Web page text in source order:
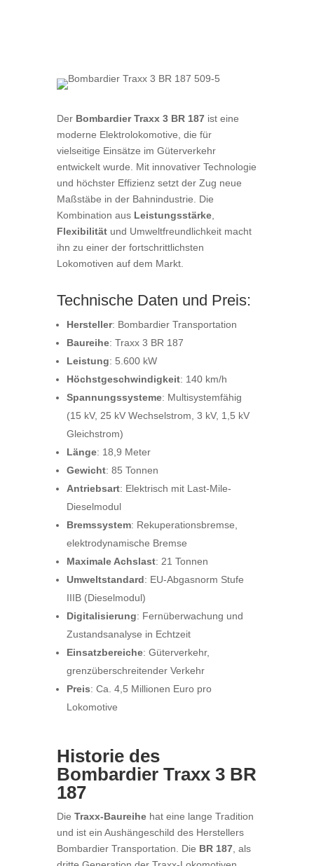
Der Bombardier Traxx 3 BR 187ist eine
moderne Elektrolokomotive, die für
vielseitige Einsätze im Güterverkehr
entwickelt wurde. Mit innovativer Technologie
und höchster Effizienz setzt der Zug neue
Maßstäbe in der Bahnindustrie. Die
Kombination aus Leistungsstärke,
Flexibilitätund Umweltfreundlichkeit macht
ihn zu einer der fortschrittlichsten
Lokomotiven auf dem Markt.
Technische Daten und Preis:
Hersteller: Bombardier Transportation
Baureihe: Traxx 3 BR 187
Leistung: 5.600 kW
Höchstgeschwindigkeit: 140 km/h
Spannungssysteme: Multisystemfähig
(15 kV, 25 kV Wechselstrom, 3 kV, 1,5 kV
Gleichstrom)
Länge: 18,9 Meter
Gewicht: 85 Tonnen
Antriebsart: Elektrisch mit Last-Mile-
Dieselmodul
Bremssystem: Rekuperationsbremse,
elektrodynamische Bremse
Maximale Achslast: 21 Tonnen
Umweltstandard: EU-Abgasnorm Stufe
IIIB (Dieselmodul)
Digitalisierung: Fernüberwachung und
Zustandsanalyse in Echtzeit
Einsatzbereiche: Güterverkehr,
grenzüberschreitender Verkehr
Preis: Ca. 4,5 Millionen Euro pro
Lokomotive
Historie des
Bombardier Traxx 3 BR
187
Die Traxx-Baureihehat eine lange Tradition
und ist ein Aushängeschild des Herstellers
Bombardier Transportation. Die BR 187, als